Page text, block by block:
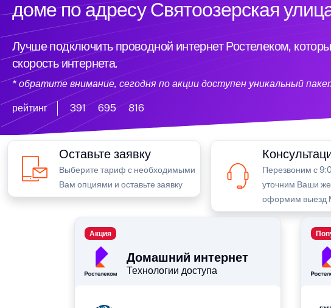
доме по адресу Святоозерская
Лучше подключить проводной интернет Ростелеком,
скорость интернета.
* обратите внимание, сегодня по акции доступен уникальный
рейтинг 391 695 816
Оставьте заявку
Выберите тариф с необходимыми
Вам опциями и оставьте заявку
Перезвоним с
уточним Ваши
оформим выезд
Домашний интернет
Технологии доступа
Акция